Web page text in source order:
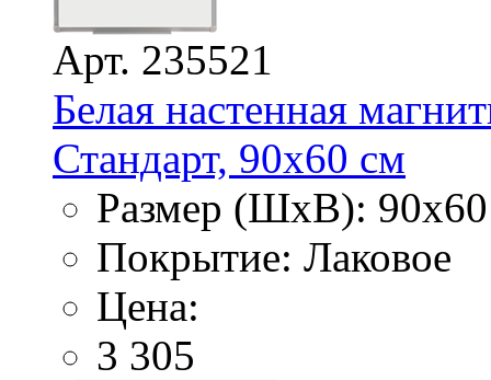
Арт. 235521
Белая настенная
Стандарт, 90х60 см
Размер (ШхВ):
Покрытие: Лаковое
Цена:
3 305